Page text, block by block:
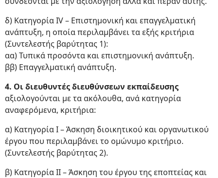
δ) Κατηγορία IV – Επιστημονική και επαγγελματική
ανάπτυξη, η οποία περιλαμβάνει τα εξής κριτήρια
(Συντελεστής βαρύτητας 1):
αα) Τυπικά προσόντα και επιστημονική ανάπτυξη.
ββ) Επαγγελματική ανάπτυξη.
4. Οι διευθυντές διευθύνσεων εκπαίδευσης
αξιολογούνται με τα ακόλουθα, ανά κατηγορία
αναφερόμενα, κριτήρια:
α) Κατηγορία Ι – Άσκηση διοικητικού και οργανωτικού
έργου που περιλαμβάνει το ομώνυμο κριτήριο.
(Συντελεστής βαρύτητας 2).
β) Κατηγορία ΙΙ – Άσκηση του έργου της εποπτείας και